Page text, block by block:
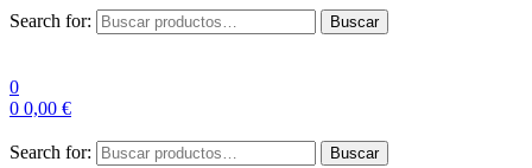
Search for: Buscar
0
0 0,00 €
Search for: Buscar